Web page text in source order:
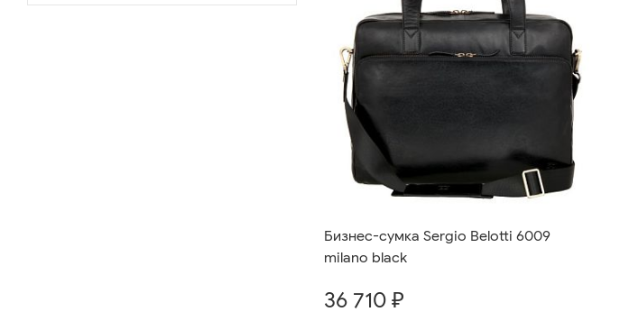
Бизнес-сумка Sergio Belotti 6009
milano black
36 710 ₽